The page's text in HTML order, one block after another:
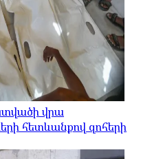
վրա
հետևանքով զոհերի